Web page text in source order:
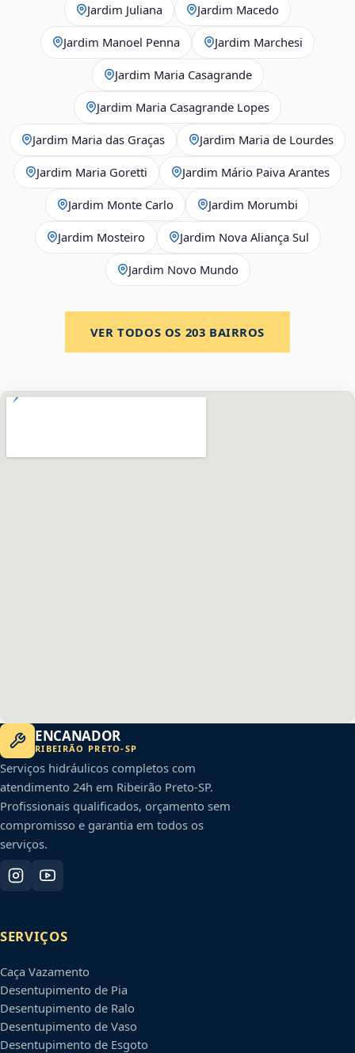
Jardim Juliana Jardim Macedo
Jardim Manoel Penna Jardim Marchesi
Jardim Maria Casagrande
Jardim Maria Casagrande Lopes
Jardim Maria das Graças Jardim Maria de Lourdes
Jardim Maria Goretti Jardim Mário Paiva Arantes
Jardim Monte Carlo Jardim Morumbi
Jardim Mosteiro Jardim Nova Aliança Sul
Jardim Novo Mundo
VER TODOS OS 203 BAIRROS
ENCANADOR
RIBEIRÃO PRETO-SP
Serviços hidráulicos completos com
atendimento 24h em Ribeirão Preto-SP.
Profissionais qualificados, orçamento sem
compromisso e garantia em todos os
serviços.
SERVIÇOS
Caça Vazamento
Desentupimento de Pia
Desentupimento de Ralo
Desentupimento de Vaso
Desentupimento de Esgoto